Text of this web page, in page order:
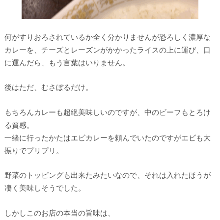
何がすりおろされているか全く分かりませんが恐ろしく濃厚な
カレーを、チーズとレーズンがかかったライスの上に運び、口
に運んだら、もう言葉はいりません。
後はただ、むさぼるだけ。
もちろんカレーも超絶美味しいのですが、中のビーフもとろけ
る質感。
一緒に行ったかたはエビカレーを頼んでいたのですがエビも大
振りでプリプリ。
野菜のトッピングも出来たみたいなので、それは入れたほうが
凄く美味しそうでした。
しかしこのお店の本当の旨味は、